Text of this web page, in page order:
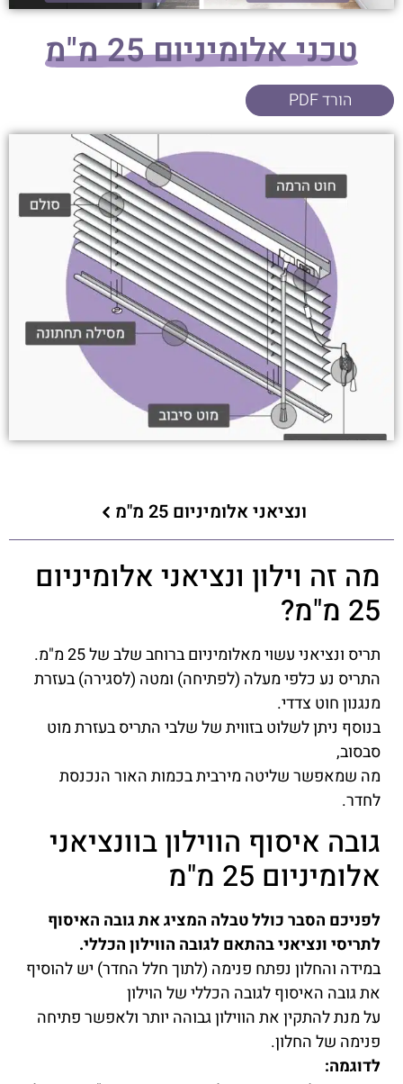
טכני אלומיניום 25 מ"מ
הורד PDF
ונציאני אלומיניום 25 מ"מ
מה זה וילון ונציאני אלומיניום
25 מ"מ?
תריס ונציאני עשוי מאלומיניום ברוחב שלב של 25 מ"מ.
התריס נע כלפי מעלה (לפתיחה) ומטה (לסגירה) בעזרת
מנגנון חוט צדדי.
בנוסף ניתן לשלוט בזווית של שלבי התריס בעזרת מוט
סבסוב,
מה שמאפשר שליטה מירבית בכמות האור הנכנסת
לחדר.
גובה איסוף הווילון בוונציאני
אלומיניום 25 מ"מ
לפניכם הסבר כולל טבלה המציג את גובה האיסוף
לתריסי ונציאני בהתאם לגובה הווילון הכללי.
במידה והחלון נפתח פנימה (לתוך חלל החדר) יש להוסיף
את גובה האיסוף לגובה הכללי של הוילון
על מנת להתקין את הווילון גבוהה יותר ולאפשר פתיחה
פנימה של החלון.
לדוגמה: